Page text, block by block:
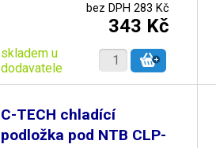
bez DPH 283 Kč
343 Kč
skladem u
dodavatele
C-TECH chladící
podložka pod NTB CLP-